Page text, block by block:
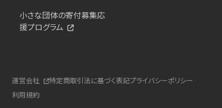
小さな団体の寄付募集応
援プログラム
運営会社 特定商取引法に基づく表記プライバシーポリシー
利用規約